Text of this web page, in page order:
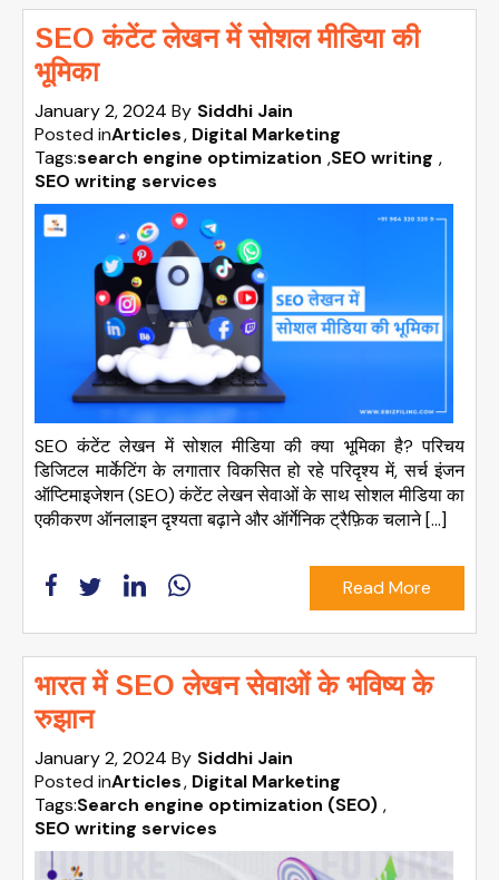
SEO कंटेंट लेखन में सोशल मीडिया की
भूमिका
January 2, 2024 By Siddhi Jain
Posted inArticles Digital Marketing
Tags:search engine optimization ,SEO writing ,
SEO writing services
SEO कंटेंट लेखन में सोशल मीडिया की क्या भूमिका है? परिचय
डिजिटल मार्केटिंग के लगातार विकसित हो रहे परिदृश्य में, सर्च इंजन
ऑप्टिमाइजेशन (SEO) कंटेंट लेखन सेवाओं के साथ सोशल मीडिया का
एकीकरण ऑनलाइन दृश्यता बढ़ाने और ऑर्गेनिक ट्रैफ़िक चलाने […]
Read More
भारत में SEO लेखन सेवाओं के भविष्य के
रुझान
January 2, 2024 By Siddhi Jain
Posted inArticles Digital Marketing
Tags:Search engine optimization (SEO) ,
SEO writing services